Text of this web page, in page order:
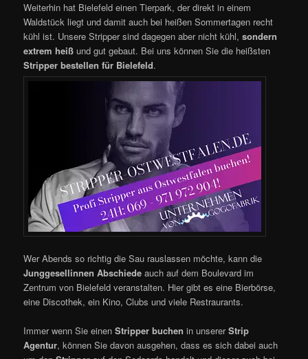
Weiterhin hat Bielefeld einen Tierpark, der direkt in einem
Waldstück liegt und damit auch bei heißen Sommertagen recht
kühl ist. Unsere Stripper sind dagegen aber nicht kühl,sondern
extrem heiß und gut gebaut. Bei uns können Sie die heißsten
Stripper bestellen für Bielefeld.
Wer Abends so richtig die Sau rauslassen möchte, kann die
Junggesellinnen Abschiede auch auf dem Boulevard im
Zentrum von Bielefeld veranstalten. Hier gibt es eine Bierbörse,
eine Discothek, ein Kino, Clubs und viele Restraurants.
Immer wenn Sie einenStripper buchen in unsererStrip
Agentur, können Sie davon ausgehen, dass es sich dabei auch